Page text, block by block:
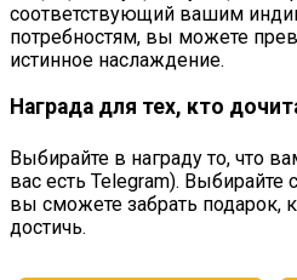
соответствующий вашим
потребностям, вы можете
истинное наслаждение.
Награда для тех, кто
Выбирайте в награду то, что
вас есть Telegram).
вы сможете забрать подарок,
достичь.